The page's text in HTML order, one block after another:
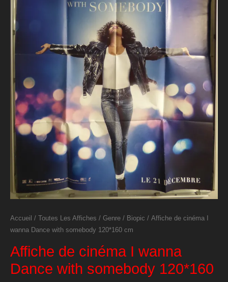
Accueil / Toutes Les Affiches / Genre / Biopic / Affiche de cinéma I
wanna Dance with somebody 120*160 cm
Affiche de cinéma I wanna
Dance with somebody 120*160